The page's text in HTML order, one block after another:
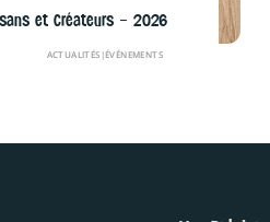
et Créateurs – 2026
ACTUALITÉS |ÉVÉNEMENTS